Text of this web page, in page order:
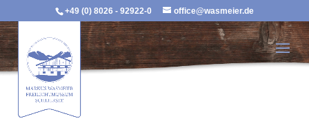
+49 (0) 8026 - 92922-0 office@wasmeier.de